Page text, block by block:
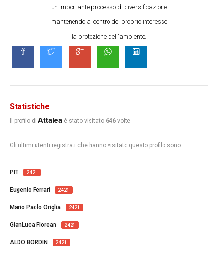
un importante processo di diversificazione
mantenendo al centro del proprio interesse
la protezione dell'ambiente.
Statistiche
Il profilo di Attalea è stato visitato 646 volte
Gli ultimi utenti registrati che hanno visitato questo profilo sono:
PIT 2421
Eugenio Ferrari 2421
Mario Paolo Origlia 2421
GianLuca Florean 2421
ALDO BORDIN 2421